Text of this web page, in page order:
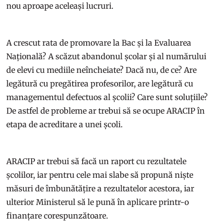
nou aproape aceleași lucruri.
A crescut rata de promovare la Bac și la Evaluarea
Națională? A scăzut abandonul școlar și al numărului
de elevi cu mediile neîncheiate? Dacă nu, de ce? Are
legătură cu pregătirea profesorilor, are legătură cu
managementul defectuos al școlii? Care sunt soluțiile?
De astfel de probleme ar trebui să se ocupe ARACIP în
etapa de acreditare a unei școli.
ARACIP ar trebui să facă un raport cu rezultatele
școlilor, iar pentru cele mai slabe să propună niște
măsuri de îmbunătățire a rezultatelor acestora, iar
ulterior Ministerul să le pună în aplicare printr-o
finanțare corespunzătoare.